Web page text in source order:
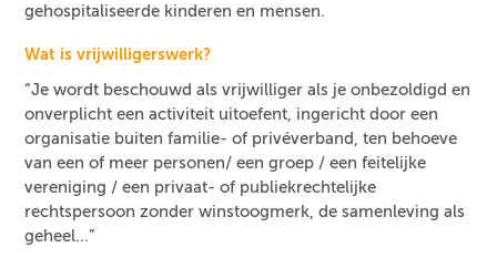
gehospitaliseerde kinderen en mensen.
Wat is vrijwilligerswerk?
“Je wordt beschouwd als vrijwilliger als je onbezoldigd en
onverplicht een activiteit uitoefent, ingericht door een
organisatie buiten familie- of privéverband, ten behoeve
van een of meer personen/ een groep / een feitelijke
vereniging / een privaat- of publiekrechtelijke
rechtspersoon zonder winstoogmerk, de samenleving als
geheel…”